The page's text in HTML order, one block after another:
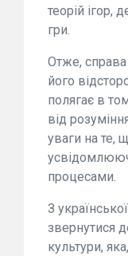
теорій ігор,
гри.
Отже,
його
полягає в
від
уваги на те,
процесами.
З
звернутися
культури,